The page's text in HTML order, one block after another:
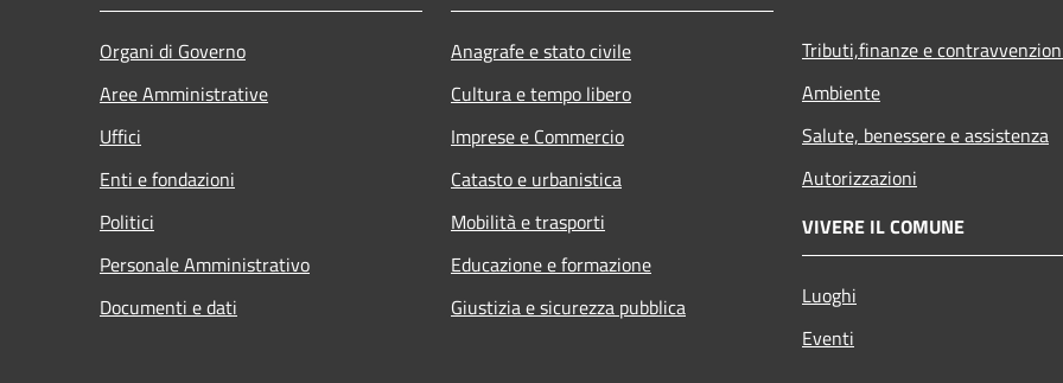
Organi di Governo
Aree Amministrative
Uffici
Enti e fondazioni
Politici
Personale Amministrativo
Documenti e dati
Anagrafe e stato civile
Cultura e tempo libero
Imprese e Commercio
Catasto e urbanistica
Mobilità e trasporti
Educazione e formazione
Giustizia e sicurezza pubblica
Tributi,finanze e
Ambiente
Salute, benessere e assistenza
Autorizzazioni
VIVERE IL COMUNE
Luoghi
Eventi